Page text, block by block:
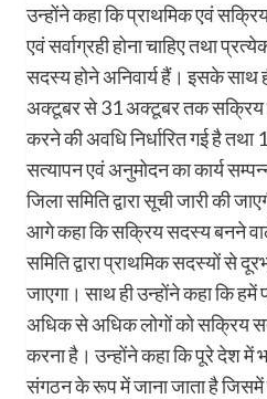
उन्होंने कहा कि प्राथमिक एवं सक्रिय
एवं सर्वाग्रही होना चाहिए तथा
सदस्य होने अनिवार्य हैं। इसके साथ ही
अक्टूबर से 31 अक्टूबर तक सक्रिय
करने की अवधि निर्धारित गई है
सत्यापन एवं अनुमोदन का कार्य
जिला समिति द्वारा सूची जारी की
आगे कहा कि सक्रिय सदस्य बनने
समिति द्वारा प्राथमिक सदस्यों से
जाएगा। साथ ही उन्होंने कहा कि
अधिक से अधिक लोगों को सक्रिय
करना है। उन्होंने कहा कि पूरे देश में
संगठन के रूप में जाना जाता है जिसमें